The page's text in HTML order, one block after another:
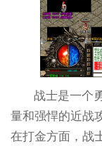
战士是一个
量和强悍的近战
在打金方面，战